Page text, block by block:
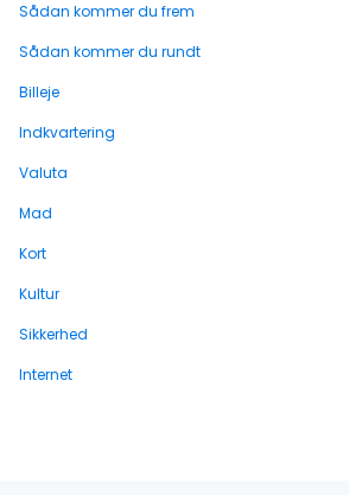
Sådan kommer du frem
Sådan kommer du rundt
Billeje
Indkvartering
Valuta
Mad
Kort
Kultur
Sikkerhed
Internet